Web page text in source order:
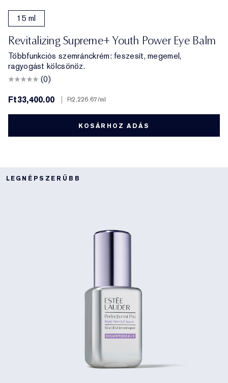
15 ml
Revitalizing Supreme+ Youth Power Eye Balm
Többfunkciós szemránckrém: feszesít, megemel,
ragyogást kölcsönöz.
(0)
Ft33,400.00
Ft2,226.67/ml
KOSÁRHOZ ADÁS
LEGNÉPSZERŰBB